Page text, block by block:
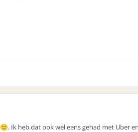
🙂. Ik heb dat ook wel eens gehad met Uber